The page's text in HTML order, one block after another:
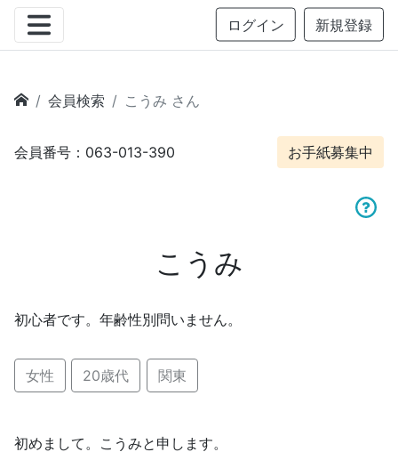
ログイン 新規登録
会員検索 こうみ さん
会員番号：063-013-390 お手紙募集中
こうみ
初心者です。年齢性別問いません。
女性 20歳代 関東
初めまして。こうみと申します。